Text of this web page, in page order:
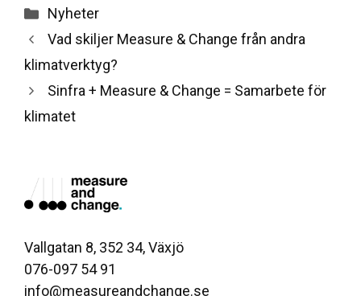
Categories
Nyheter
Vad skiljer Measure & Change från andra
klimatverktyg?
Sinfra + Measure & Change = Samarbete för
klimatet
Vallgatan 8, 352 34, Växjö
076-097 54 91
info@measureandchange.se